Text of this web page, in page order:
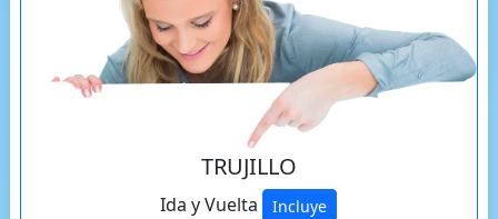
TRUJILLO
Ida y Vuelta Incluye